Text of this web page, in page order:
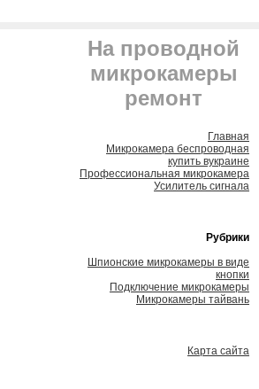
На проводной
микрокамеры
ремонт
Главная
Микрокамера беспроводная
купить вукраине
Профессиональная микрокамера
Усилитель сигнала
Рубрики
Шпионские микрокамеры в виде
кнопки
Подключение микрокамеры
Микрокамеры тайвань
Карта сайта